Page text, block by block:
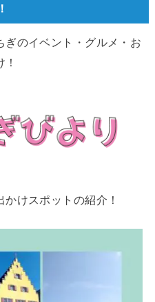
のイベント・グルメ・お
けスポットの紹介！